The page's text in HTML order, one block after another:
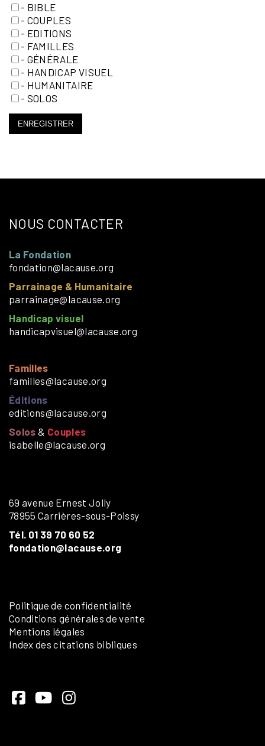
- BIBLE
- COUPLES
- EDITIONS
- FAMILLES
- GÉNÉRALE
- HANDICAP VISUEL
- HUMANITAIRE
- SOLOS
ENREGISTRER
NOUS CONTACTER
La Fondation
fondation@lacause.org
Parrainage & Humanitaire
parrainage@lacause.org
Handicap visuel
handicapvisuel@lacause.org
Familles
familles@lacause.org
Éditions
editions@lacause.org
Solos & Couples
isabelle@lacause.org
69 avenue Ernest Jolly
78955 Carrières-sous-Poissy
Tél. 01 39 70 60 52
fondation@lacause.org
Politique de confidentialité
Conditions générales de vente
Mentions légales
Index des citations bibliques